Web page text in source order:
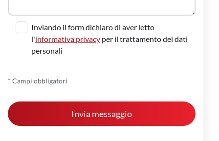
Inviando il form dichiaro di aver letto
l'informativa privacy per il trattamento dei dati
personali
* Campi obbligatori